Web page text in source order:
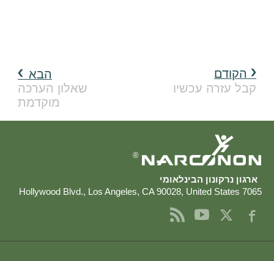
הבא
שאלון הערכה
מוקדמת
הקודם
קבל עזרה עכשיו
®
ארגון נרקונון הבינלאומי
7065 Hollywood Blvd.
, Los Angeles, CA 90028, United States